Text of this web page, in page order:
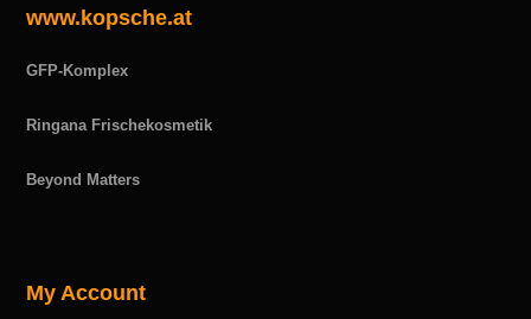
www.kopsche.at
GFP-Komplex
Ringana Frischekosmetik
Beyond Matters
My Account